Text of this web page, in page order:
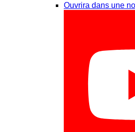
Ouvrira dans une